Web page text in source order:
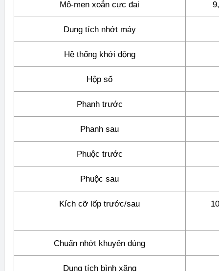
Mô-men xoắn cực đại
Dung tích nhớt máy
Hệ thống khởi động
Hộp số
Phanh trước
Phanh sau
Phuộc trước
Phuộc sau
Kích cỡ lốp trước/sau
Chuẩn nhớt khuyên dùng
Dung tích bình xăng